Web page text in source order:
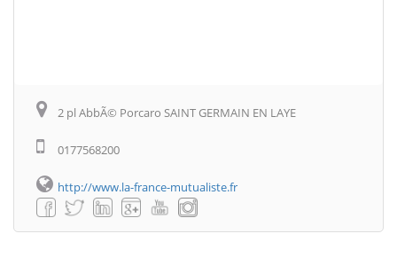
2 pl AbbÃ© Porcaro SAINT GERMAIN EN LAYE
0177568200
http://www.la-france-mutualiste.fr